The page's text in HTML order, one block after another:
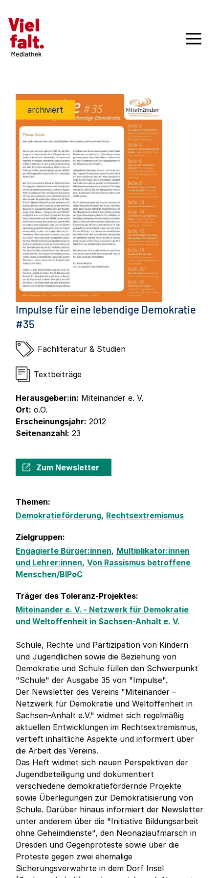
archiviert
Impulse für eine lebendige Demokratie
#35
Fachliteratur & Studien
Textbeiträge
Herausgeber:in: Miteinander e. V.
Ort: o.O.
Erscheinungsjahr: 2012
Seitenanzahl: 23
Zum Newsletter
Themen:
Demokratieförderung, Rechtsextremismus
Zielgruppen:
Engagierte Bürger:innen, Multiplikator:innen
und Lehrer:innen, Von Rassismus betroffene
Menschen/BIPoC
Träger des Toleranz-Projektes:
Miteinander e. V. - Netzwerk für Demokratie
und Weltoffenheit in Sachsen-Anhalt e. V.
Schule, Rechte und Partizipation von Kindern
und Jugendlichen sowie die Beziehung von
Demokratie und Schule füllen den Schwerpunkt
"Schule" der Ausgabe 35 von "Impulse".
Der Newsletter des Vereins "Miteinander –
Netzwerk für Demokratie und Weltoffenheit in
Sachsen-Anhalt e.V." widmet sich regelmäßig
aktuellen Entwicklungen im Rechtsextremismus,
vertieft inhaltliche Aspekte und informiert über
die Arbeit des Vereins.
Das Heft widmet sich neuen Perspektiven der
Jugendbeteiligung und dokumentiert
verschiedene demokratiefördernde Projekte
sowie Überlegungen zur Demokratisierung von
Schule. Darüber hinaus informiert der Newsletter
unter anderem über die "Initiative Bildungsarbeit
ohne Geheimdienste", den Neonaziaufmarsch in
Dresden und Gegenproteste sowie über die
Proteste gegen zwei ehemalige
Sicherungsverwahrte in dem Dorf Insel